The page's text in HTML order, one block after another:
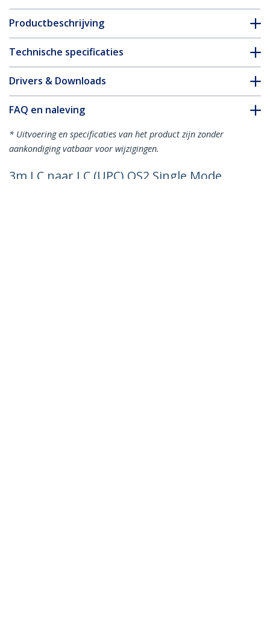
Productbeschrijving
Technische specificaties
Drivers & Downloads
FAQ en naleving
* Uitvoering en specificaties van het product zijn zonder
aankondiging vatbaar voor wijzigingen.
3m LC naar LC (UPC) OS2 Single Mode